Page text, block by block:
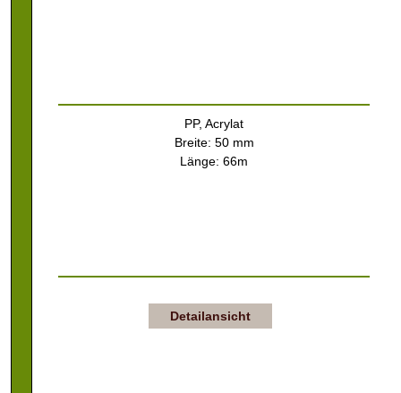
PP, Acrylat
Breite: 50 mm
Länge: 66m
Detailansicht